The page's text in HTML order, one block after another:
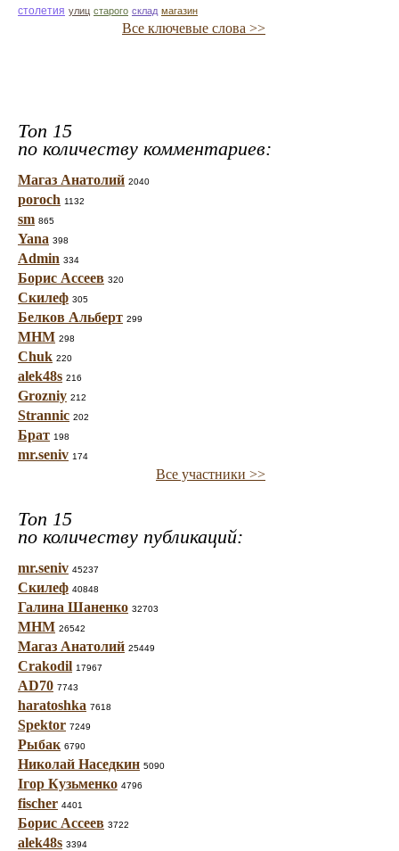
столетия улиц старого склад магазин
Все ключевые слова >>
Топ 15
по количеству комментариев:
Магаз Анатолий 2040
poroch 1132
sm 865
Yana 398
Admin 334
Борис Ассеев 320
Скилеф 305
Белков Альберт 299
МНМ 298
Chuk 220
alek48s 216
Grozniy 212
Strannic 202
Брат 198
mr.seniv 174
Все участники >>
Топ 15
по количеству публикаций:
mr.seniv 45237
Скилеф 40848
Галина Шаненко 32703
МНМ 26542
Магаз Анатолий 25449
Crakodil 17967
AD70 7743
haratoshka 7618
Spektor 7249
Рыбак 6790
Николай Наседкин 5090
Ігор Кузьменко 4796
fischer 4401
Борис Ассеев 3722
alek48s 3394